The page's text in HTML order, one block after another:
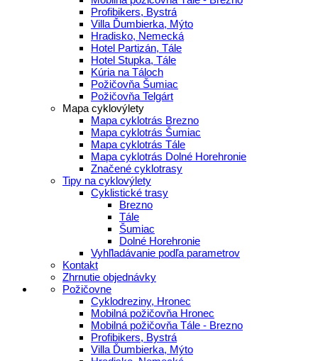
Profibikers, Bystrá
Villa Ďumbierka, Mýto
Hradisko, Nemecká
Hotel Partizán, Tále
Hotel Stupka, Tále
Kúria na Táloch
Požičovňa Šumiac
Požičovňa Telgárt
Mapa cyklovýlety
Mapa cyklotrás Brezno
Mapa cyklotrás Šumiac
Mapa cyklotrás Tále
Mapa cyklotrás Dolné Horehronie
Značené cyklotrasy
Tipy na cyklovýlety
Cyklistické trasy
Brezno
Tále
Šumiac
Dolné Horehronie
Vyhľladávanie podľa parametrov
Kontakt
Zhrnutie objednávky
Požičovne
Cyklodreziny, Hronec
Mobilná požičovňa Hronec
Mobilná požičovňa Tále - Brezno
Profibikers, Bystrá
Villa Ďumbierka, Mýto